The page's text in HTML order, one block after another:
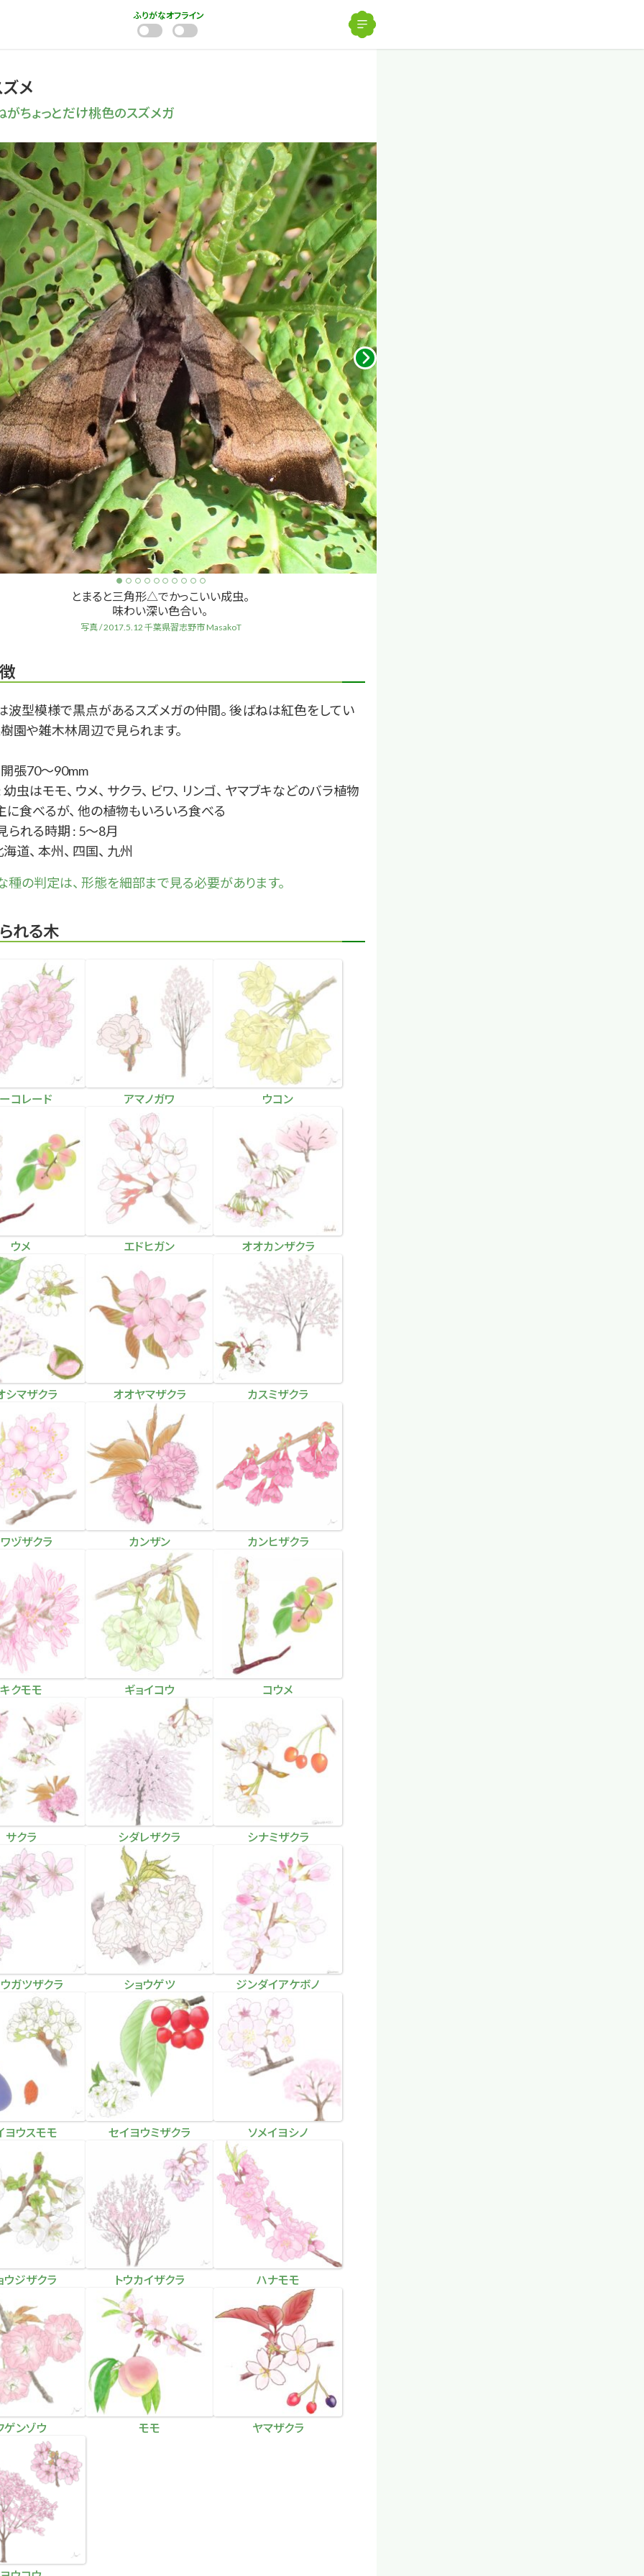
ふりがなオフライン
メ
がちょっとだけ桃色のスズメガ
とまると三角形△でかっこいい成虫。
味わい深い色合い。
写真 / 2017.5.12 千葉県習志野市 MasakoT
波型模様で黒点があるスズメガの仲間。 後ばねは紅色をしてい
樹園や雑木林周辺で見られます。
開張70～90mm
虫はモモ、 ウメ、 サクラ、 ビワ、 リンゴ、 ヤマブキなどのバラ植物
に食べるが、 他の植物もいろいろ食べる
られる時期 : 5～8月
道、 本州、 四国、 九州
種の判定は、 形態を細部まで見る必要があります。
れる木
コレード アマノガワ ウコン
ウメ エドヒガン オオカンザクラ
シマザクラ オオヤマザクラ カスミザクラ
ヅザクラ カンザン カンヒザクラ
キクモモ ギョイコウ コウメ
サクラ シダレザクラ シナミザクラ
ガツザクラ ショウゲツ ジンダイアケボノ
ヨウスモモ セイヨウミザクラ ソメイヨシノ
ウジザクラ トウカイザクラ ハナモモ
ゲンゾウ モモ ヤマザクラ